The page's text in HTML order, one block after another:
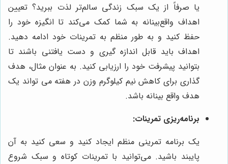
یا صرفاً از یک سبک زندگی سالم‌تر لذت ببرید؟ تعیین
اهداف واقع‌بینانه به شما کمک می‌کند تا انگیزه خود را
حفظ کنید و به طور منظم به تمرینات خود ادامه دهید.
اهداف باید قابل اندازه گیری و دست یافتنی باشند تا
بتوانید پیشرفت خود را ارزیابی کنید. به عنوان مثال، هدف
گذاری برای کاهش نیم کیلوگرم وزن در هفته می تواند یک
هدف واقع بینانه باشد.
برنامه‌ریزی تمرینات:
یک برنامه تمرینی منظم ایجاد کنید و سعی کنید به آن
پایبند باشید. می‌توانید با تمرینات کوتاه و سبک شروع